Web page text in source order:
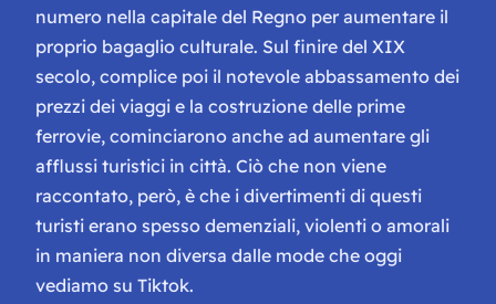
numero nella capitale del Regno per aumentare il
proprio bagaglio culturale. Sul finire del XIX
secolo, complice poi il notevole abbassamento dei
prezzi dei viaggi e la costruzione delle prime
ferrovie, cominciarono anche ad aumentare gli
afflussi turistici in città. Ciò che non viene
raccontato, però, è che i divertimenti di questi
turisti erano spesso demenziali, violenti o amorali
in maniera non diversa dalle mode che oggi
vediamo su Tiktok.